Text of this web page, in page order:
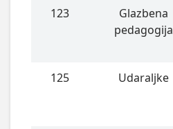
123
Glazbena
pedagogija
125 Udaraljke